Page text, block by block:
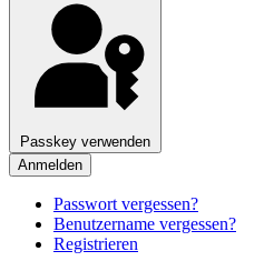
Passkey verwenden
Anmelden
Passwort vergessen?
Benutzername vergessen?
Registrieren